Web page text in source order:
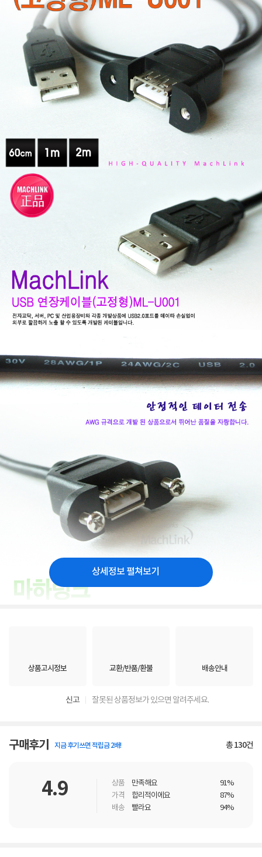
상세정보 펼쳐보기
상품고시정보 교환/반품/환불 배송안내
신고 잘못된 상품정보가 있으면 알려주세요.
구매후기 지금 후기쓰면 적립금 2배! 총130건
4.9 상품 만족해요
91%
가격
합리적이에요
87%
배송
빨라요 94%